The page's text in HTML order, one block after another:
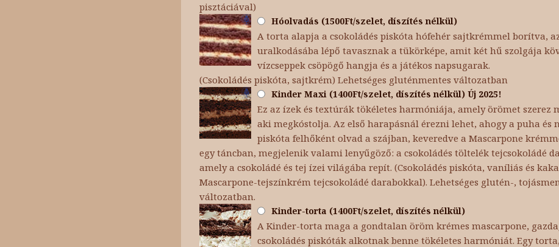
pisztáciával)
Hóolvadás (1500Ft/szelet, díszítés nélkül)
A torta alapja a csokoládés piskóta hófehér sajtkrémmel borítva,
uralkodásába lépő tavasznak a tükörképe, amit két hű szolgája
vízcseppek csöpögő hangja és a játékos napsugarak.
(Csokoládés piskóta, sajtkrém) Lehetséges gluténmentes változatban
Kinder Maxi (1400Ft/szelet, díszítés nélkül) Új 2025!
Ez az ízek és textúrák tökéletes harmóniája, amely örömet szerez
aki megkóstolja. Az első harapásnál érezni lehet, ahogy a puha és
piskóta felhőként olvad a szájban, keveredve a Mascarpone
egy táncban, megjelenik valami lenyűgöző: a csokoládés töltelék tejcsokoládé
amely a csokoládé és tej ízei világába repít. (Csokoládés piskóta, vaníliás és
Mascarpone-tejszínkrém tejcsokoládé darabokkal). Lehetséges glutén-,
változatban.
Kinder-torta (1400Ft/szelet, díszítés nélkül)
A Kinder-torta maga a gondtalan öröm krémes mascarpone,
csokoládés piskóták alkotnak benne tökéletes harmóniát. Egy